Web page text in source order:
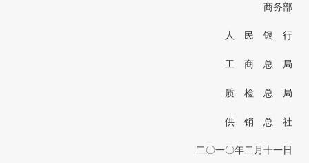
商务部
人 民 银 行
工 商 总 局
质 检 总 局
供 销 总 社
二〇一〇年二月十一日